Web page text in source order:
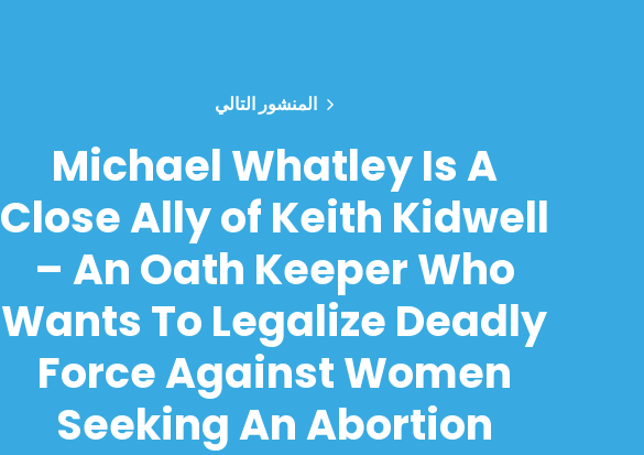
المنشور التالي
Michael Whatley Is A
Close Ally of Keith Kidwell
– An Oath Keeper Who
Wants To Legalize Deadly
Force Against Women
Seeking An Abortion